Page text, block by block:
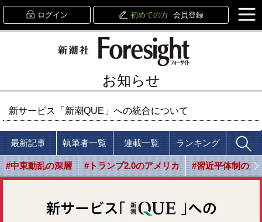
ログイン 初めての方 会員登録
お知らせ
新サービス「新潮QUE」への統合について
最新記事 執筆者一覧 連載一覧 ランキング
#中東動乱の深層 #トランプ2.0のアメリカ #習近平体制の光